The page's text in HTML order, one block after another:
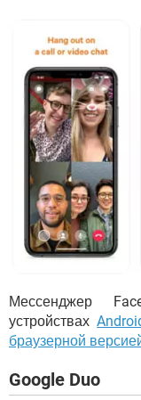
Мессенджер
устройствах
браузерной
Google Duo